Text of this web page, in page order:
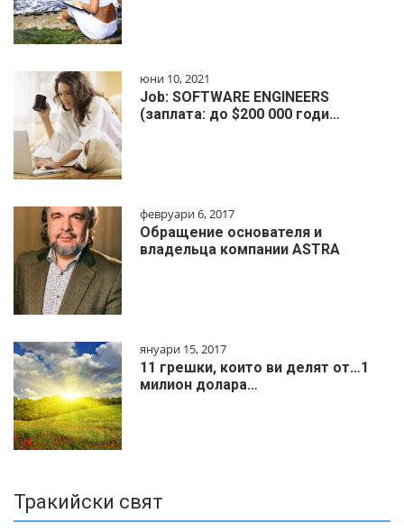
юни 10, 2021
Job: SOFTWARE ENGINEERS
(заплата: до $200 000 годи…
февруари 6, 2017
Обращение основателя и
владельца компании ASTRA
януари 15, 2017
11 грешки, които ви делят от…1
милиoн дoлapa…
Тракийски свят